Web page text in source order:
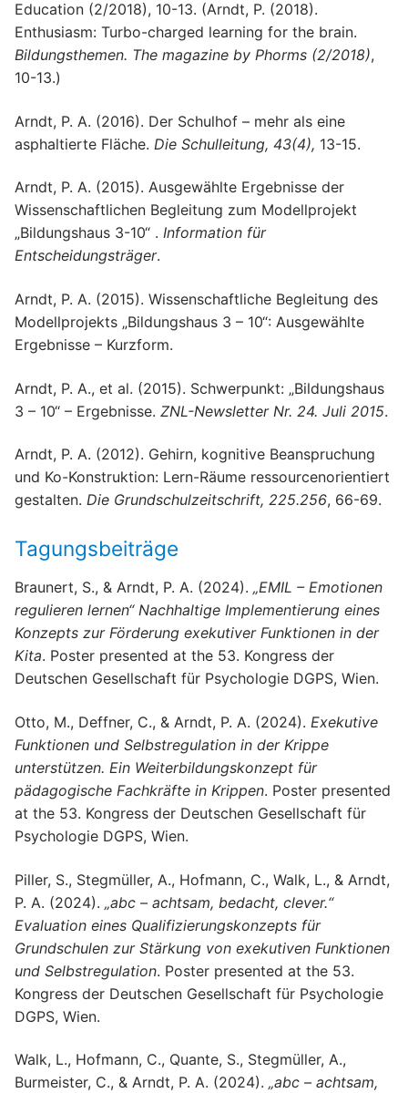
Education (2/2018), 10-13. (Arndt, P. (2018).
Enthusiasm: Turbo-charged learning for the brain.
Bildungsthemen. The magazine by Phorms (2/2018),
10-13.)
Arndt, P. A. (2016). Der Schulhof – mehr als eine
asphaltierte Fläche. Die Schulleitung, 43(4), 13-15.
Arndt, P. A. (2015). Ausgewählte Ergebnisse der
Wissenschaftlichen Begleitung zum Modellprojekt
„Bildungshaus 3-10“ . Information für
Entscheidungsträger.
Arndt, P. A. (2015). Wissenschaftliche Begleitung des
Modellprojekts „Bildungshaus 3 – 10“: Ausgewählte
Ergebnisse – Kurzform.
Arndt, P. A., et al. (2015). Schwerpunkt: „Bildungshaus
3 – 10“ – Ergebnisse. ZNL-Newsletter Nr. 24. Juli 2015.
Arndt, P. A. (2012). Gehirn, kognitive Beanspruchung
und Ko-Konstruktion: Lern-Räume ressourcenorientiert
gestalten. Die Grundschulzeitschrift, 225.256, 66-69.
Tagungsbeiträge
Braunert, S., & Arndt, P. A. (2024). „EMIL – Emotionen
regulieren lernen“ Nachhaltige Implementierung eines
Konzepts zur Förderung exekutiver Funktionen in der
Kita. Poster presented at the 53. Kongress der
Deutschen Gesellschaft für Psychologie DGPS, Wien.
Otto, M., Deffner, C., & Arndt, P. A. (2024). Exekutive
Funktionen und Selbstregulation in der Krippe
unterstützen. Ein Weiterbildungskonzept für
pädagogische Fachkräfte in Krippen. Poster presented
at the 53. Kongress der Deutschen Gesellschaft für
Psychologie DGPS, Wien.
Piller, S., Stegmüller, A., Hofmann, C., Walk, L., & Arndt,
P. A. (2024). „abc – achtsam, bedacht, clever.“
Evaluation eines Qualifizierungskonzepts für
Grundschulen zur Stärkung von exekutiven Funktionen
und Selbstregulation. Poster presented at the 53.
Kongress der Deutschen Gesellschaft für Psychologie
DGPS, Wien.
Walk, L., Hofmann, C., Quante, S., Stegmüller, A.,
Burmeister, C., & Arndt, P. A. (2024). „abc – achtsam,